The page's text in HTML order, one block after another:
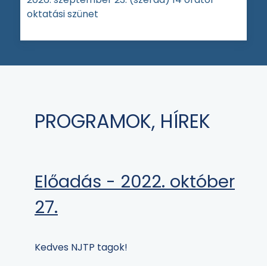
oktatási szünet
PROGRAMOK, HÍREK
Előadás - 2022. október
27.
Kedves NJTP tagok!